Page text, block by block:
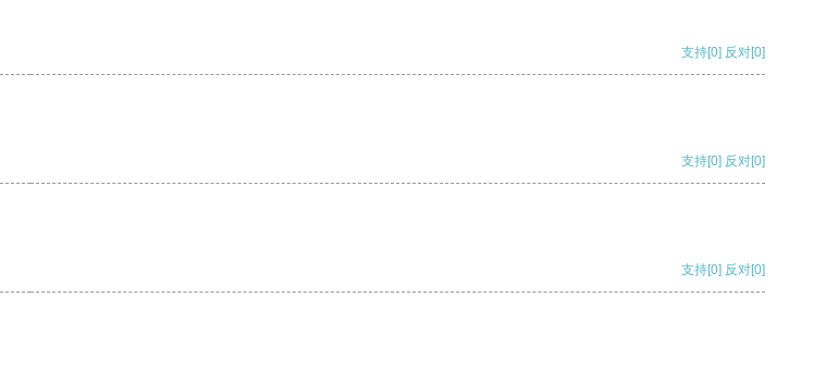
支持[0] 反对[0]
支持[0] 反对[0]
支持[0] 反对[0]